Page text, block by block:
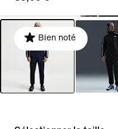
Bien noté